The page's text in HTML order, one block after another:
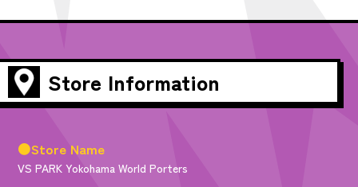
Store Information
●Store Name
VS PARK Yokohama World Porters